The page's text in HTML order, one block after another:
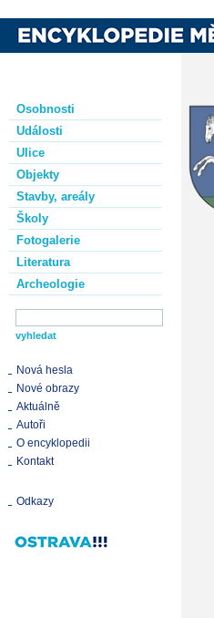
Osobnosti
Události
Ulice
Objekty
Stavby, areály
Školy
Fotogalerie
Literatura
Archeologie
Nová hesla
Nové obrazy
Aktuálně
Autoři
O encyklopedii
Kontakt
Odkazy